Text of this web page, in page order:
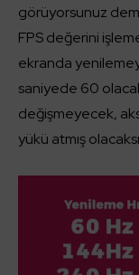
görüyorsunuz
FPS değerini
ekranda
saniyede 60
değişmeyecek,
yükü atmış